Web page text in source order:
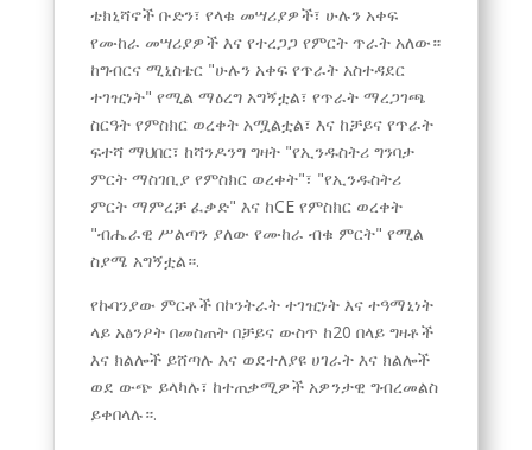
ቴክኒሻኖች ቡድን፣ የላቁ መሣሪያዎች፣ ሁሉን አቀፍ
የሙከራ መሣሪያዎች እና የተረጋጋ የምርት ጥራት አለው።
ከግብርና ሚኒስቴር "ሁሉን አቀፍ የጥራት አስተዳደር
ተገዢነት" የሚል ማዕረግ አግኝቷል፣ የጥራት ማረጋገጫ
ስርዓት የምስክር ወረቀት አሟልቷል፣ እና ከቻይና የጥራት
ፍተሻ ማህበር፣ ከሻንዶንግ ግዛት "የኢንዱስትሪ ግንባታ
ምርት ማስገቢያ የምስክር ወረቀት"፣ "የኢንዱስትሪ
ምርት ማምረቻ ፈቃድ" እና ከCE የምስክር ወረቀት
"ብሔራዊ ሥልጣን ያለው የሙከራ ብቁ ምርት" የሚል
ስያሜ አግኝቷል።.
የኩባንያው ምርቶች በኮንትራት ተገዢነት እና ተዓማኒነት
ላይ አፅንዖት በመስጠት በቻይና ውስጥ ከ20 በላይ ግዛቶች
እና ክልሎች ይሸጣሉ እና ወደተለያዩ ሀገራት እና ክልሎች
ወደ ውጭ ይላካሉ፣ ከተጠቃሚዎች አዎንታዊ ግብረመልስ
ይቀበላሉ።.
Hebrew
Norwegian
Finnish
Croatian
Lithuanian
Myanmar
Urdu
Swahili